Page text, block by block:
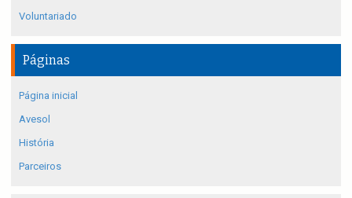
Voluntariado
Páginas
Página inicial
Avesol
História
Parceiros